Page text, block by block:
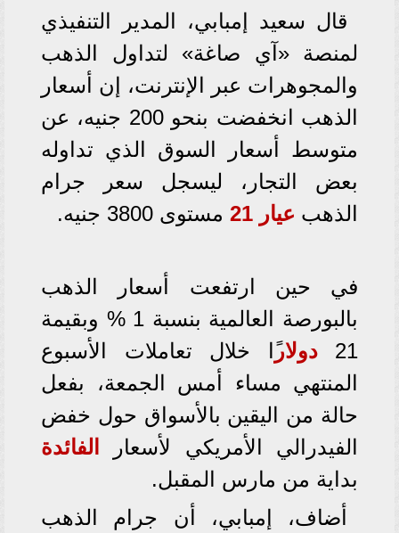
قال سعيد إمبابي، المدير التنفيذي
لمنصة «آي صاغة» لتداول الذهب
والمجوهرات عبر الإنترنت، إن أسعار
الذهب انخفضت بنحو 200 جنيه، عن
متوسط أسعار السوق الذي تداوله
بعض التجار، ليسجل سعر جرام
الذهب عيار 21 مستوى 3800 جنيه.
في حين ارتفعت أسعار الذهب
بالبورصة العالمية بنسبة 1 % وبقيمة
21
دولارًا خلال تعاملات الأسبوع
المنتهي مساء أمس الجمعة، بفعل
حالة من اليقين بالأسواق حول خفض
الفيدرالي الأمريكي لأسعار
الفائدة
بداية من مارس المقبل.
أضاف، إمبابي، أن جرام الذهب